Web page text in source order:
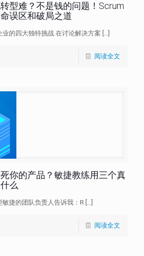
型难？不是钱的问题！Scrum
误区和破局之道
的四大独特挑战 在讨论解决方案 […]
阅读全文
你的产品？敏捷教练用三个真
么
捷的团队负责人告诉我：R […]
阅读全文